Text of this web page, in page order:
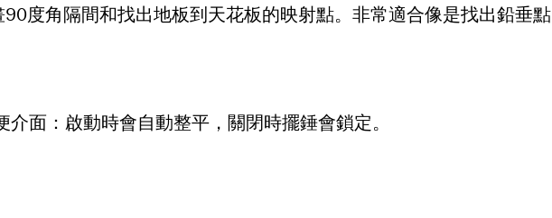
度角隔間和找出地板到天花板的映射點。非常適合像是找出鉛垂點
面：啟動時會自動整平，關閉時擺錘會鎖定。